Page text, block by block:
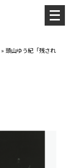
»頭山ゆう紀「残され
メ
ニ
ー